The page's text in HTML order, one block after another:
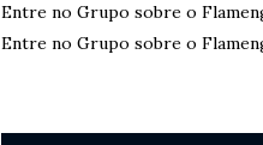
Entre no Grupo sobre o
Entre no Grupo sobre o